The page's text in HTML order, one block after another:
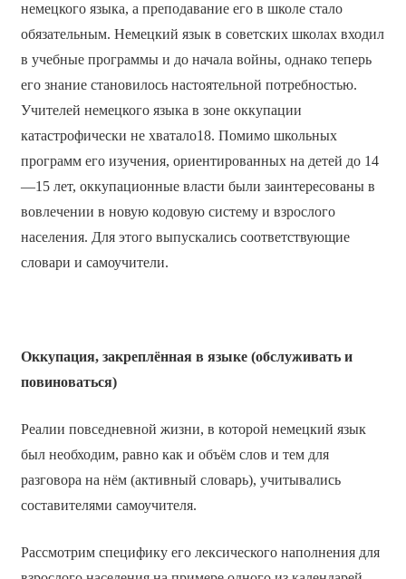
немецкого языка, а преподавание его в школе стало
обязательным. Немецкий язык в советских школах входил
в учебные программы и до начала войны, однако теперь
его знание становилось настоятельной потребностью.
Учителей немецкого языка в зоне оккупации
катастрофически не хватало18. Помимо школьных
программ его изучения, ориентированных на детей до 14
—15 лет, оккупационные власти были заинтересованы в
вовлечении в новую кодовую систему и взрослого
населения. Для этого выпускались соответствующие
словари и самоучители.
Оккупация, закреплённая в языке (обслуживать и
повиноваться)
Реалии повседневной жизни, в которой немецкий язык
был необходим, равно как и объём слов и тем для
разговора на нём (активный словарь), учитывались
составителями самоучителя.
Рассмотрим специфику его лексического наполнения для